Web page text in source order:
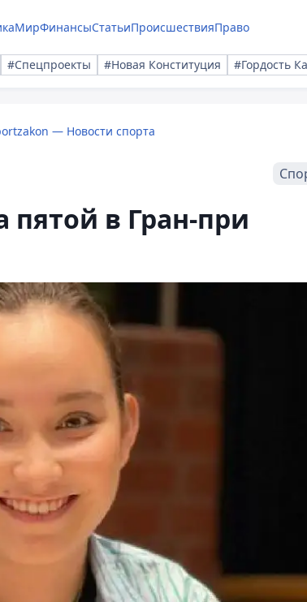
МирФинансыСтатьиПроисшествияПраво
#Спецпроекты #Новая Конституция #Гордость
— Новости спорта
пятой в Гран-при